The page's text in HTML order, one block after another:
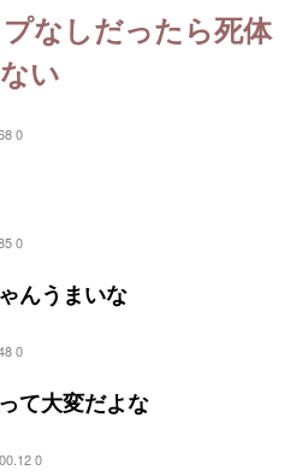
なしだったら死体
い
0
0
んうまいな
0
て大変だよな
0